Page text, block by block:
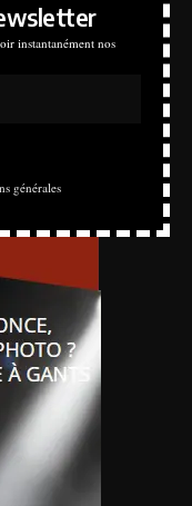
instantanément nos
générales